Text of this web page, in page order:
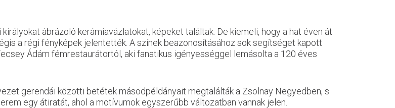
ábrázoló kerámiavázlatokat, képeket találtak. De kiemeli, hogy a hat éven át
a régi fényképek jelentették. A színek beazonosításához sok segítséget kapott
Ádám fémrestaurátortól, aki fanatikus igényességgel lemásolta a 120 éves
gerendái közötti betétek másodpéldányait megtalálták a Zsolnay Negyedben, s
egy átiratát, ahol a motívumok egyszerűbb változatban vannak jelen.